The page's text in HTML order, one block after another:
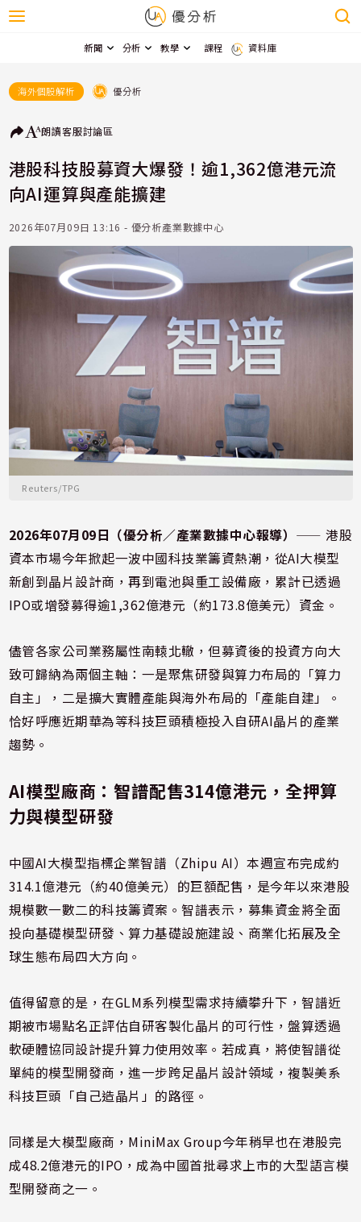
新聞 分析 教學 課程 資料庫
海外個股解析 優分析
朗讀客服討論區
港股科技股募資大爆發！逾1,362億港元流
向AI運算與產能擴建
2026年07月09日 13:16 - 優分析產業數據中心
Reuters/TPG
2026年07月09日（優分析／產業數據中心報導） ⸺ 港股
資本市場今年掀起一波中國科技業籌資熱潮，從AI大模型
新創到晶片設計商，再到電池與重工設備廠，累計已透過
IPO或增發募得逾1,362億港元（約173.8億美元）資金。
儘管各家公司業務屬性南轅北轍，但募資後的投資方向大
致可歸納為兩個主軸：一是聚焦研發與算力布局的「算力
自主」，二是擴大實體產能與海外布局的「產能自建」。
恰好呼應近期華為等科技巨頭積極投入自研AI晶片的產業
趨勢。
AI模型廠商：智譜配售314億港元，全押算
力與模型研發
中國AI大模型指標企業智譜（Zhipu AI）本週宣布完成約
314.1億港元（約40億美元）的巨額配售，是今年以來港股
規模數一數二的科技籌資案。智譜表示，募集資金將全面
投向基礎模型研發、算力基礎設施建設、商業化拓展及全
球生態布局四大方向。
值得留意的是，在GLM系列模型需求持續攀升下，智譜近
期被市場點名正評估自研客製化晶片的可行性，盤算透過
軟硬體協同設計提升算力使用效率。若成真，將使智譜從
單純的模型開發商，進一步跨足晶片設計領域，複製美系
科技巨頭「自己造晶片」的路徑。
同樣是大模型廠商，MiniMax Group今年稍早也在港股完
成48.2億港元的IPO，成為中國首批尋求上市的大型語言模
型開發商之一。